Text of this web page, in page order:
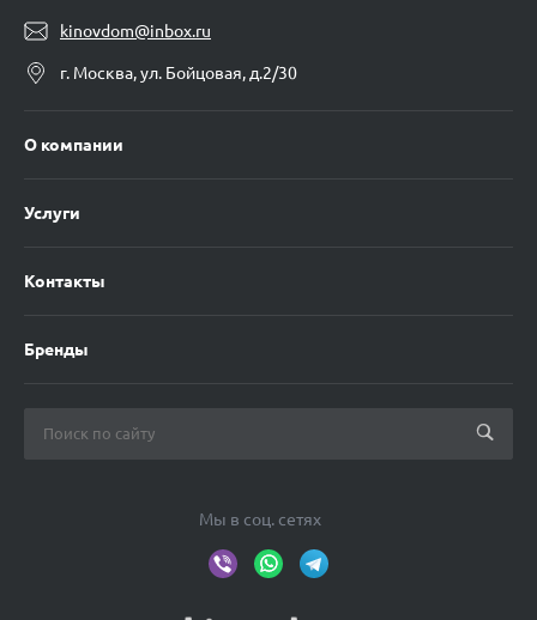
kinovdom@inbox.ru
г. Москва, ул. Бойцовая, д.2/30
О компании
Услуги
Контакты
Бренды
Мы в соц. сетях